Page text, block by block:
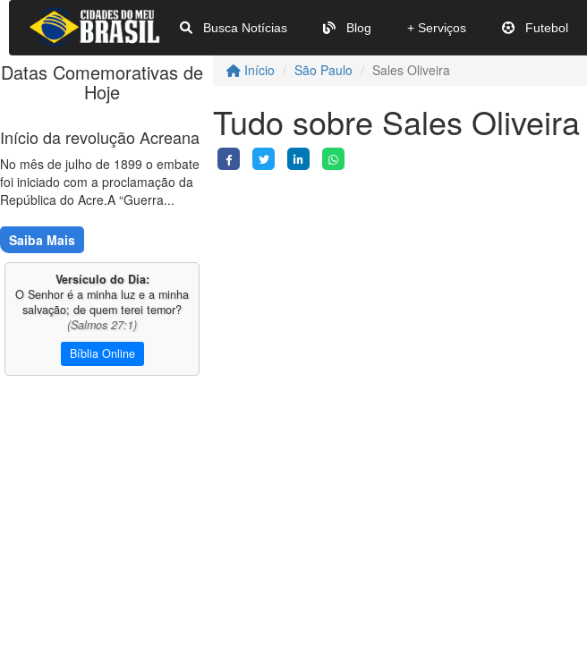
Busca Notícias Blog + Serviços Futebol
Início São Paulo Sales Oliveira
Tudo sobre Sales
Datas Comemorativas de
Hoje
Início da revolução Acreana
No mês de julho de 1899 o embate
foi iniciado com a proclamação da
República do Acre.A “Guerra...
Saiba Mais
Versículo do Dia:
O Senhor é a minha luz e a minha
salvação; de quem terei temor?
(Salmos 27:1)
Bíblia Online